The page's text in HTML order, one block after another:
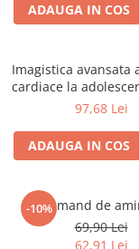
Manuale - Carte
Clasa a III-a
Clasa a IV-a
Clasa a V-a
Clasa a VI-a
Clasa a VII-a
Clasa I
Clasa pregatitoare
ADAUGA IN COS
Imagistica avansata
cardiace la
cu boala ficatului
97,68 Lei
ADAUGA IN COS
-10%Flamand de
69,90 Lei
62,91 Lei